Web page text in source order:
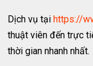
Dịch vụ tạihttps://
thuật viên đến trực
thời gian nhanh nhất.